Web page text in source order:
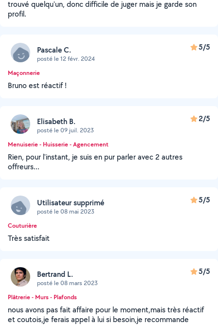
trouvé quelqu'un, donc difficile de juger mais je garde son
profil.
Pascale C.
posté le 12 févr. 2024
5/5
Maçonnerie
Bruno est réactif !
Elisabeth B.
posté le 09 juil. 2023
2/5
Menuiserie - Huisserie - Agencement
Rien, pour l'instant, je suis en pur parler avec 2 autres
offreurs...
Utilisateur supprimé
posté le 08 mai 2023
5/5
Couturière
Très satisfait
Bertrand L.
posté le 08 mars 2023
5/5
Plâtrerie - Murs - Plafonds
nous avons pas fait affaire pour le moment,mais très réactif
et coutois,je ferais appel à lui si besoin,je recommande